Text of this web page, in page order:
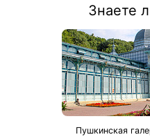
Знаете
Пушкинская